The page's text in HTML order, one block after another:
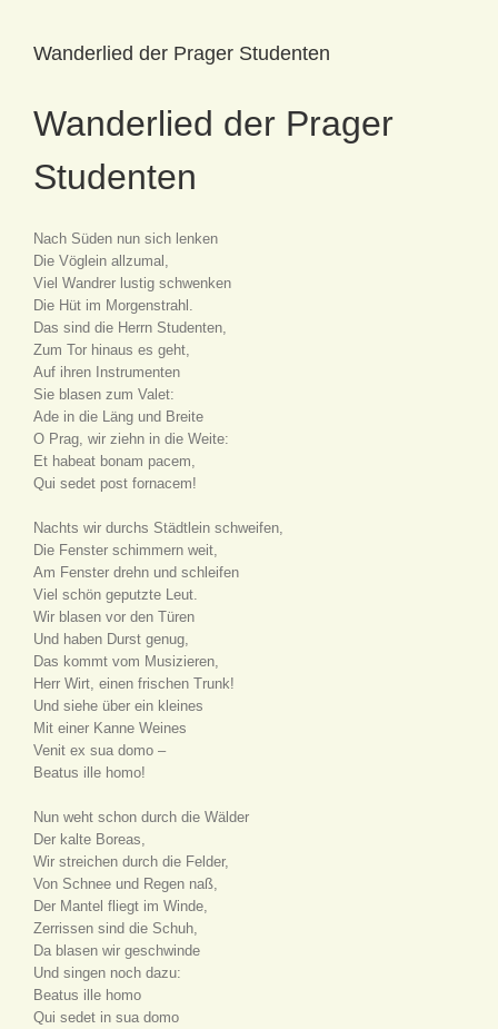
Wanderlied der Prager Studenten
Wanderlied der Prager
Studenten
Nach Süden nun sich lenken
Die Vöglein allzumal,
Viel Wandrer lustig schwenken
Die Hüt im Morgenstrahl.
Das sind die Herrn Studenten,
Zum Tor hinaus es geht,
Auf ihren Instrumenten
Sie blasen zum Valet:
Ade in die Läng und Breite
O Prag, wir ziehn in die Weite:
Et habeat bonam pacem,
Qui sedet post fornacem!
Nachts wir durchs Städtlein schweifen,
Die Fenster schimmern weit,
Am Fenster drehn und schleifen
Viel schön geputzte Leut.
Wir blasen vor den Türen
Und haben Durst genug,
Das kommt vom Musizieren,
Herr Wirt, einen frischen Trunk!
Und siehe über ein kleines
Mit einer Kanne Weines
Venit ex sua domo –
Beatus ille homo!
Nun weht schon durch die Wälder
Der kalte Boreas,
Wir streichen durch die Felder,
Von Schnee und Regen naß,
Der Mantel fliegt im Winde,
Zerrissen sind die Schuh,
Da blasen wir geschwinde
Und singen noch dazu:
Beatus ille homo
Qui sedet in sua domo